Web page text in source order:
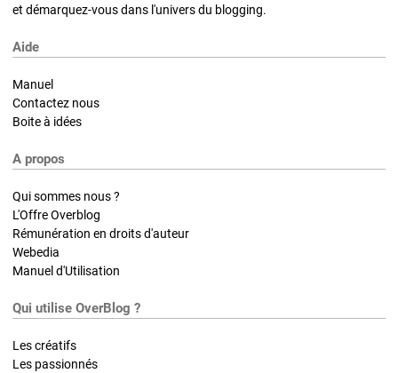
et démarquez-vous dans l'univers du blogging.
Aide
Manuel
Contactez nous
Boite à idées
A propos
Qui sommes nous ?
L'Offre Overblog
Rémunération en droits d'auteur
Webedia
Manuel d'Utilisation
Qui utilise OverBlog ?
Les créatifs
Les passionnés